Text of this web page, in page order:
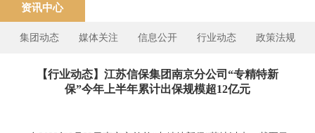
资讯中心
集团动态 媒体关注 信息公开 行业动态 政策法规
【行业动态】江苏信保集团南京分公司“专精特新
保”今年上半年累计出保规模超12亿元